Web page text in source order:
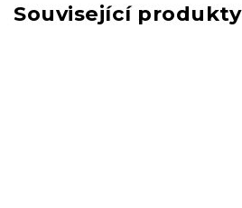
Související produkty